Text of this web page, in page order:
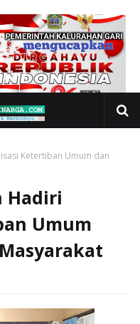
Ketertiban Umum dan
Hadiri
Umum